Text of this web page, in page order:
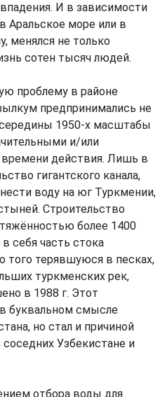
И в зависимости
Аральское море или в
менялся не только
сотен тысяч людей.
проблему в районе
предпринимались не
1950-х масштабы
и/или
действия. Лишь в
гигантского канала,
воду на юг Туркмении,
Строительство
более 1400
себя часть стока
того терявшуюся в песках,
туркменских рек,
в 1988 г. Этот
буквальном смысле
но стал и причиной
Узбекистане и
отбора воды для